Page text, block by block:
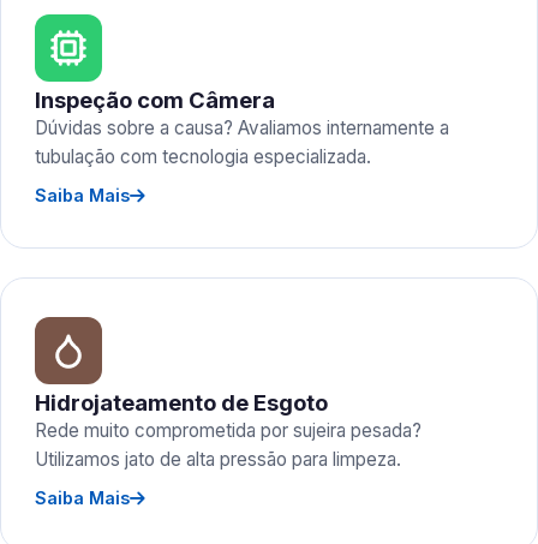
Inspeção com Câmera
Dúvidas sobre a causa? Avaliamos internamente a
tubulação com tecnologia especializada.
Saiba Mais
Hidrojateamento de Esgoto
Rede muito comprometida por sujeira pesada?
Utilizamos jato de alta pressão para limpeza.
Saiba Mais